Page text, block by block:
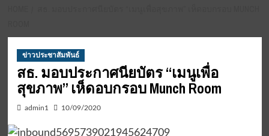
ข่าวประชาสัมพันธ์
สธ. มอบประกาศนียบัตร “เมนูเพื่อ
สุขภาพ” เห็ดอบกรอบ Munch Room
admin1 10/09/2020